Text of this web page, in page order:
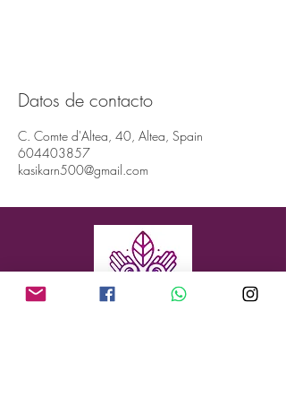
Datos de contacto
C. Comte d'Altea, 40, Altea, Spain
604403857
kasikarn500@gmail.com